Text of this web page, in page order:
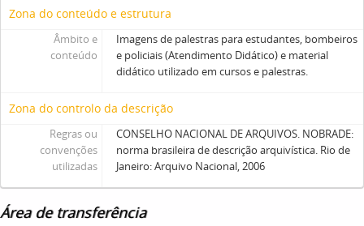
Zona do conteúdo e estrutura
Âmbito e
conteúdo
Imagens de palestras para estudantes, bombeiros
e policiais (Atendimento Didático) e material
didático utilizado em cursos e palestras.
Zona do controlo da descrição
Regras ou
convenções
utilizadas
CONSELHO NACIONAL DE ARQUIVOS. NOBRADE:
norma brasileira de descrição arquivística. Rio de
Janeiro: Arquivo Nacional, 2006
Área de transferência